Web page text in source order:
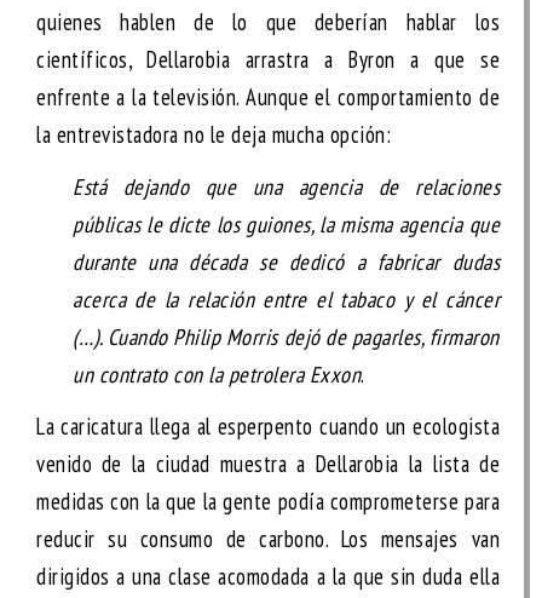
quienes hablen de lo que deberían hablar los
científicos, Dellarobia arrastra a Byron a que se
enfrente a la televisión. Aunque el comportamiento de
la entrevistadora no le deja mucha opción:
Está dejando que una agencia de relaciones
públicas le dicte los guiones, la misma agencia que
durante una década se dedicó a fabricar dudas
acerca de la relación entre el tabaco y el cáncer
(…). Cuando Philip Morris dejó de pagarles, firmaron
un contrato con la petrolera Exxon.
La caricatura llega al esperpento cuando un ecologista
venido de la ciudad muestra a Dellarobia la lista de
medidas con la que la gente podía comprometerse para
reducir su consumo de carbono. Los mensajes van
dirigidos a una clase acomodada a la que sin duda ella